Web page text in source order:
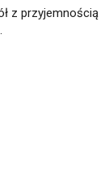
z przyjemnością